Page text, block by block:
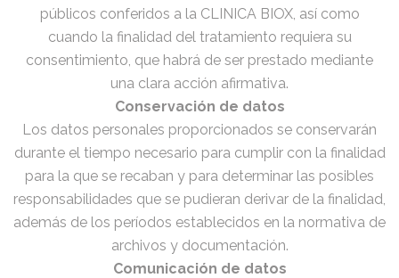
públicos conferidos a la CLINICA BIOX, así como
cuando la finalidad del tratamiento requiera su
consentimiento, que habrá de ser prestado mediante
una clara acción afirmativa.
Conservación de datos
Los datos personales proporcionados se conservarán
durante el tiempo necesario para cumplir con la finalidad
para la que se recaban y para determinar las posibles
responsabilidades que se pudieran derivar de la finalidad,
además de los períodos establecidos en la normativa de
archivos y documentación.
Comunicación de datos